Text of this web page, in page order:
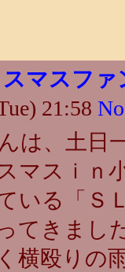
マスファ
21:58
は、土日
マスｉｎ
いる「Ｓ
てきまし
横殴りの